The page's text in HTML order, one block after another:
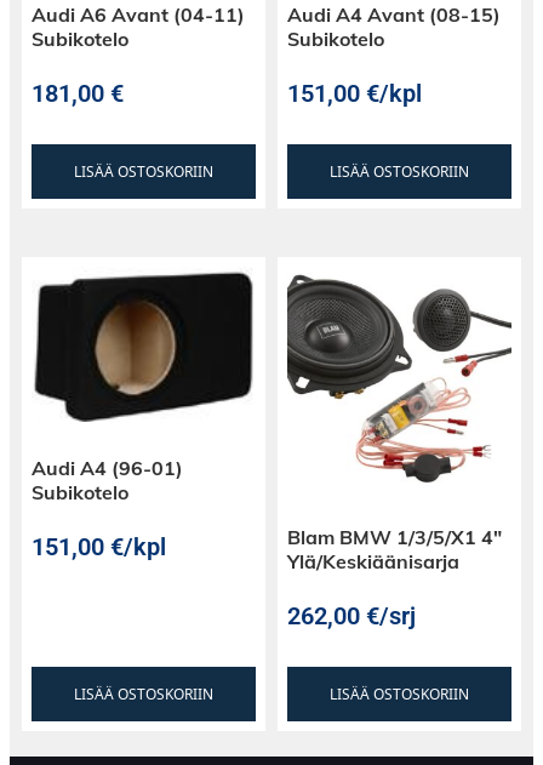
Audi A6 Avant (04-11)
Subikotelo
181,00€
LISÄÄ OSTOSKORIIN
Audi A4 Avant (08-15)
Subikotelo
151,00€/kpl
LISÄÄ OSTOSKORIIN
Audi A4 (96-01)
Subikotelo
151,00€/kpl
LISÄÄ OSTOSKORIIN
Blam BMW 1/3/5/X1 4″
Ylä/Keskiäänisarja
262,00€/srj
LISÄÄ OSTOSKORIIN